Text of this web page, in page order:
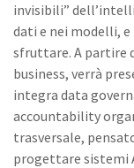
invisibili”
dati e nei modelli, e
sfruttare. A partire
business, verrà
integra data
accountability
trasversale,
progettare sistemi